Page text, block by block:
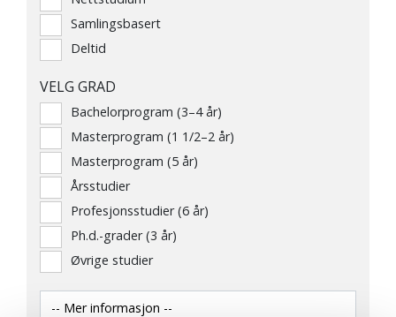
Samlingsbasert
Deltid
VELG GRAD
Bachelorprogram (3–4 år)
Masterprogram (1 1/2–2 år)
Masterprogram (5 år)
Årsstudier
Profesjonsstudier (6 år)
Ph.d.-grader (3 år)
Øvrige studier